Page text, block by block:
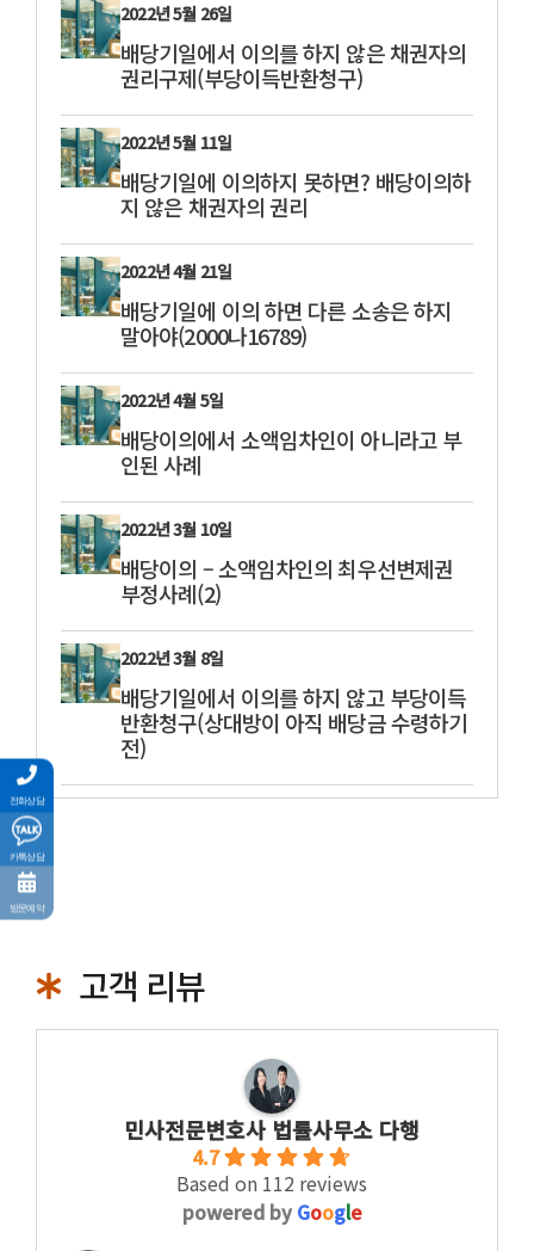
2022년 5월 26일
배당기일에서 이의를 하지 않은 채권자의
권리구제(부당이득반환청구)
2022년 5월 11일
배당기일에 이의하지 못하면? 배당이의하
지 않은 채권자의 권리
2022년 4월 21일
배당기일에 이의 하면 다른 소송은 하지
말아야(2000나16789)
2022년 4월 5일
배당이의에서 소액임차인이 아니라고 부
인된 사례
2022년 3월 10일
배당이의 – 소액임차인의 최우선변제권
부정사례(2)
2022년 3월 8일
배당기일에서 이의를 하지 않고 부당이득
반환청구(상대방이 아직 배당금 수령하기
전)
고객 리뷰
민사전문변호사 법률사무소 다행
4.7
Based on 112 reviews
powered by Google
전화상담
카톡상담
방문예약